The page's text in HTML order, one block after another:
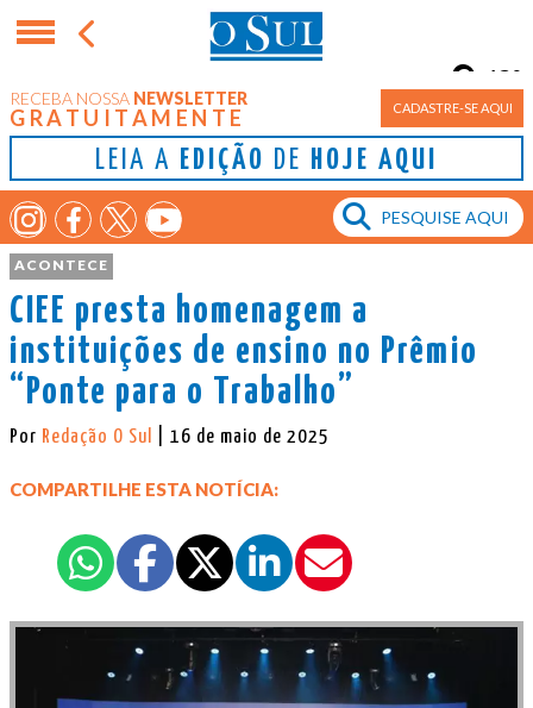
RECEBA NOSSA NEWSLETTER
GRATUITAMENTE CADASTRE-SE AQUI
LEIA A EDIÇÃO DE HOJE AQUI
Porto Alegre
13°
ACONTECE
CIEE presta homenagem a
instituições de ensino no Prêmio
“Ponte para o Trabalho”
Por Redação O Sul | 16 de maio de 2025
COMPARTILHE ESTA NOTÍCIA: